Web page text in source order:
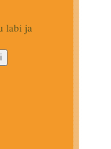
labi ja